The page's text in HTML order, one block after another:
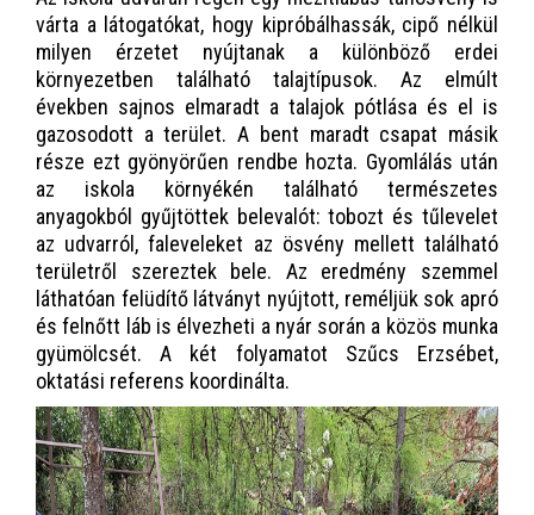
várta a látogatókat, hogy kipróbálhassák, cipő nélkül
milyen érzetet nyújtanak a különböző erdei
környezetben található talajtípusok. Az elmúlt
években sajnos elmaradt a talajok pótlása és el is
gazosodott a terület. A bent maradt csapat másik
része ezt gyönyörűen rendbe hozta. Gyomlálás után
az iskola környékén található természetes
anyagokból gyűjtöttek belevalót: tobozt és tűlevelet
az udvarról, faleveleket az ösvény mellett található
területről szereztek bele. Az eredmény szemmel
láthatóan felüdítő látványt nyújtott, reméljük sok apró
és felnőtt láb is élvezheti a nyár során a közös munka
gyümölcsét. A két folyamatot Szűcs Erzsébet,
oktatási referens koordinálta.